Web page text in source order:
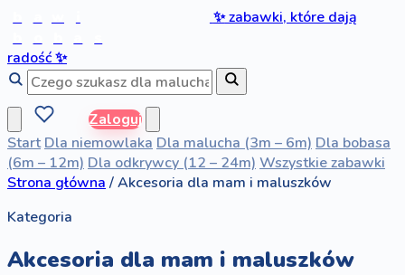
✨zabawki, które dają
radość✨
Zaloguj
Start Dla niemowlaka Dla malucha (3m – 6m) Dla bobasa
(6m – 12m) Dla odkrywcy (12 – 24m) Wszystkie zabawki
Strona główna /Akcesoria dla mam i maluszków
Kategoria
Akcesoria dla mam i maluszków